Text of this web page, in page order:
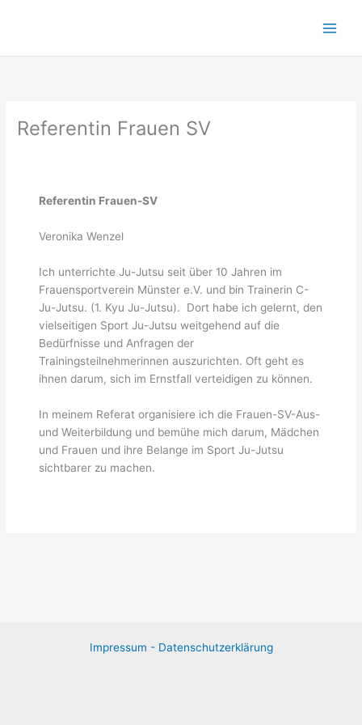
Referentin Frauen SV
Referentin Frauen-SV
Veronika Wenzel
Ich unterrichte Ju-Jutsu seit über 10 Jahren im
Frauensportverein Münster e.V. und bin Trainerin C-
Ju-Jutsu. (1. Kyu Ju-Jutsu). Dort habe ich gelernt, den
vielseitigen Sport Ju-Jutsu weitgehend auf die
Bedürfnisse und Anfragen der
Trainingsteilnehmerinnen auszurichten. Oft geht es
ihnen darum, sich im Ernstfall verteidigen zu können.
In meinem Referat organisiere ich die Frauen-SV-Aus-
und Weiterbildung und bemühe mich darum, Mädchen
und Frauen und ihre Belange im Sport Ju-Jutsu
sichtbarer zu machen.
Impressum - Datenschutzerklärung